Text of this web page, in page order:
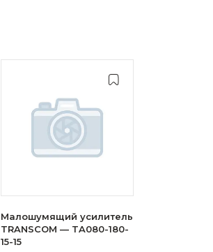
Малошумящий усилитель
TRANSCOM — TA080-180-
15-15